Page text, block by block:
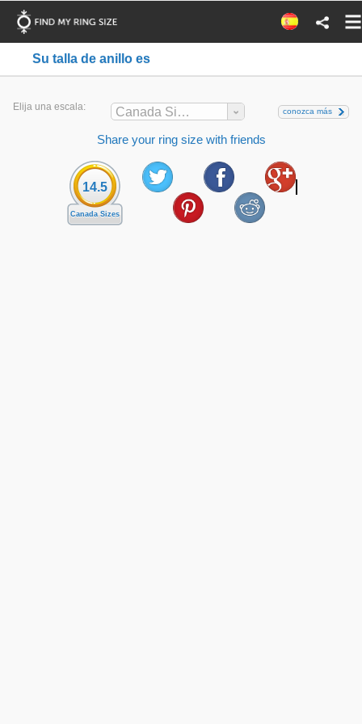
Su talla de anillo es
Elija una escala: Canada Sizes conozca más
Share your ring size with friends
14.5
Canada Sizes